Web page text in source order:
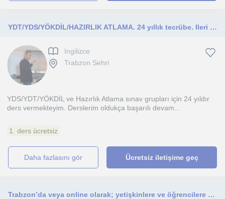
YDT/YDS/YÖKDİL/HAZIRLIK ATLAMA. 24 yıllık tecrübe. Ileri düzey konuşma derleri de veriyorum
Ingilizce
Trabzon Sehri
YDS/YDT/YÖKDİL ve Hazırlık Atlama sınav grupları için 24 yıldır
ders vermekteyim. Derslerim oldukça başarılı devam...
1. ders ücretsiz
daha fazlasını gör Ücretsiz iletişime geç
Trabzon’da veya online olarak; yetişkinlere ve öğrencilere ana dili Arapça olan bir iletişim uzmanından interaktif Arapça dersleri